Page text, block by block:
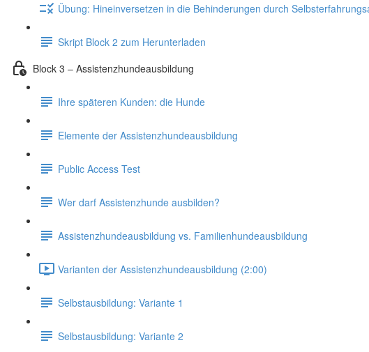
Übung: Hineinversetzen in die Behinderungen durch
Skript Block 2 zum Herunterladen
Block 3 – Assistenzhundeausbildung
Ihre späteren Kunden: die Hunde
Elemente der Assistenzhundeausbildung
Public Access Test
Wer darf Assistenzhunde ausbilden?
Assistenzhundeausbildung vs. Familienhundeausbildung
Varianten der Assistenzhundeausbildung (2:00)
Selbstausbildung: Variante 1
Selbstausbildung: Variante 2